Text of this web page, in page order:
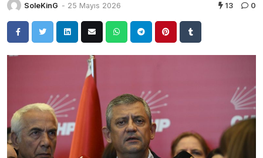
SoleKinG - 25 Mayıs 2026 13 0